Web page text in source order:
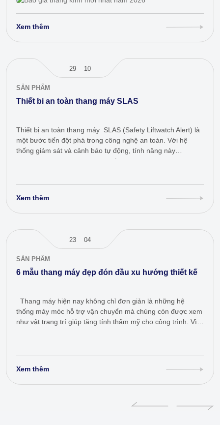
Xem thêm
29 10
SẢN PHẨM
Thiết bi an toàn thang máy SLAS
Thiết bị an toàn thang máy SLAS (Safety Liftwatch Alert) là
một bước tiến đột phá trong công nghệ an toàn. Với hệ
thống giám sát và cảnh báo tự động, tính năng này
giúp phát hiện sớm các tình huống…
Xem thêm
23 04
SẢN PHẨM
6 mẫu thang máy đẹp đón đầu xu hướng thiết kế
Thang máy hiện nay không chỉ đơn giản là những hệ
thống máy móc hỗ trợ vận chuyển mà chúng còn được xem
như vật trang trí giúp tăng tính thẩm mỹ cho công trình. Vì
Xem thêm